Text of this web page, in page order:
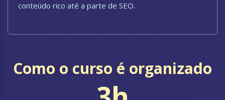
conteúdo rico até a parte de SEO.
Como o curso é organizado